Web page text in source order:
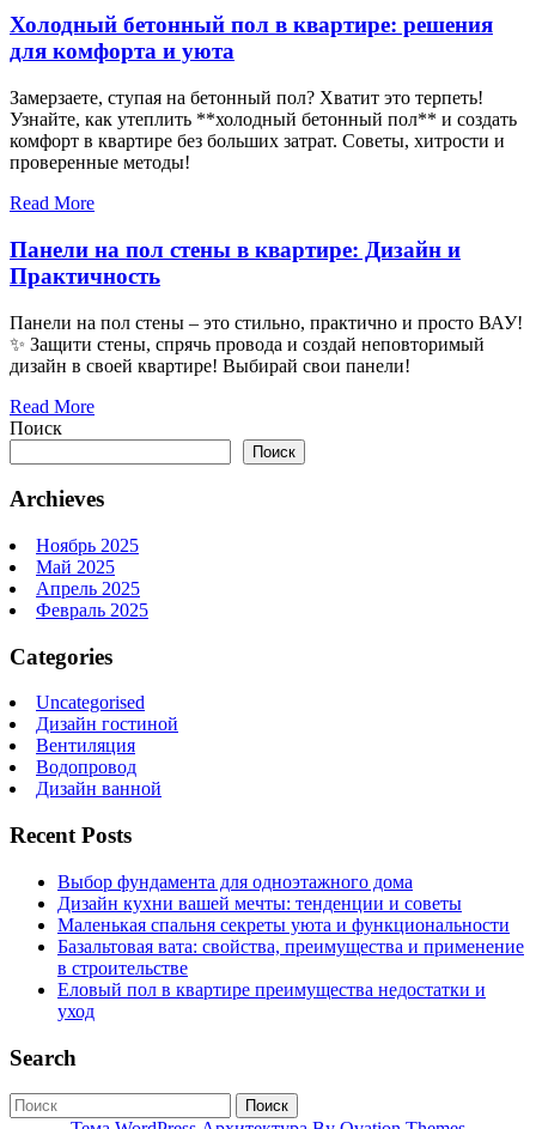
Холодный бетонный пол в квартире: решения
для комфорта и уюта
Замерзаете, ступая на бетонный пол? Хватит это терпеть!
Узнайте, как утеплить **холодный бетонный пол** и создать
комфорт в квартире без больших затрат. Советы, хитрости и
проверенные методы!
Read More
Панели на пол стены в квартире: Дизайн и
Практичность
Панели на пол стены – это стильно, практично и просто ВАУ!
✨ Защити стены, спрячь провода и создай неповторимый
дизайн в своей квартире! Выбирай свои панели!
Read More
Поиск
Поиск
Archieves
Ноябрь 2025
Май 2025
Апрель 2025
Февраль 2025
Categories
Uncategorised
Дизайн гостиной
Вентиляция
Водопровод
Дизайн ванной
Recent Posts
Выбор фундамента для одноэтажного дома
Дизайн кухни вашей мечты: тенденции и советы
Маленькая спальня секреты уюта и функциональности
Базальтовая вата: свойства, преимущества и применение
в строительстве
Еловый пол в квартире преимущества недостатки и
уход
Search
Поиск